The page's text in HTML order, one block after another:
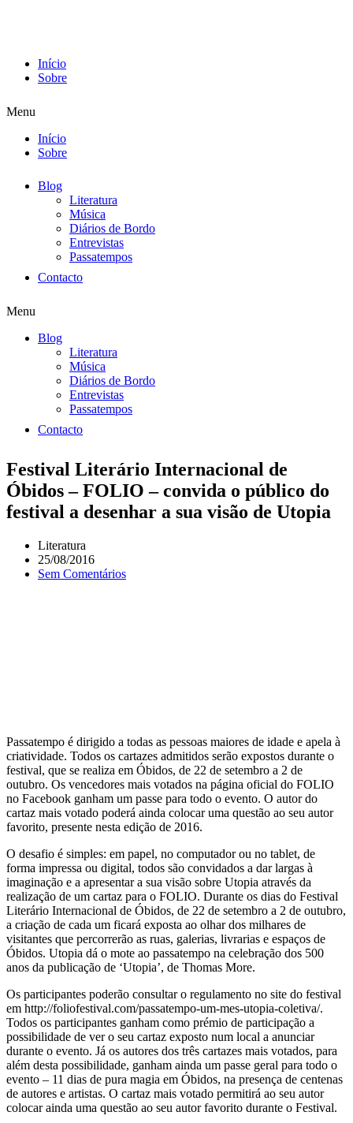
Início
Sobre
Menu
Início
Sobre
Blog
Literatura
Música
Diários de Bordo
Entrevistas
Passatempos
Contacto
Menu
Blog
Literatura
Música
Diários de Bordo
Entrevistas
Passatempos
Contacto
Festival Literário Internacional de
Óbidos – FOLIO – convida o público do
festival a desenhar a sua visão de Utopia
Literatura
25/08/2016
Sem Comentários
Passatempo é dirigido a todas as pessoas maiores de idade e apela à
criatividade. Todos os cartazes admitidos serão expostos durante o
festival, que se realiza em Óbidos, de 22 de setembro a 2 de
outubro. Os vencedores mais votados na página oficial do FOLIO
no Facebook ganham um passe para todo o evento. O autor do
cartaz mais votado poderá ainda colocar uma questão ao seu autor
favorito, presente nesta edição de 2016.
O desafio é simples: em papel, no computador ou no tablet, de
forma impressa ou digital, todos são convidados a dar largas à
imaginação e a apresentar a sua visão sobre Utopia através da
realização de um cartaz para o FOLIO. Durante os dias do Festival
Literário Internacional de Óbidos, de 22 de setembro a 2 de outubro,
a criação de cada um ficará exposta ao olhar dos milhares de
visitantes que percorrerão as ruas, galerias, livrarias e espaços de
Óbidos. Utopia dá o mote ao passatempo na celebração dos 500
anos da publicação de ‘Utopia’, de Thomas More.
Os participantes poderão consultar o regulamento no site do festival
em http://foliofestival.com/passatempo-um-mes-utopia-coletiva/.
Todos os participantes ganham como prémio de participação a
possibilidade de ver o seu cartaz exposto num local a anunciar
durante o evento. Já os autores dos três cartazes mais votados, para
além desta possibilidade, ganham ainda um passe geral para todo o
evento – 11 dias de pura magia em Óbidos, na presença de centenas
de autores e artistas. O cartaz mais votado permitirá ao seu autor
colocar ainda uma questão ao seu autor favorito durante o Festival.